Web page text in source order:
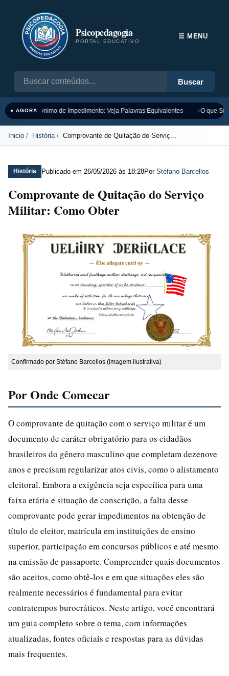
Psicopedagogia
PORTAL EDUCATIVO
Buscar
☰ MENU
● AGORASinônimo de Impedimento: Veja Palavras Equivalentes O que
Inicio História Comprovante de Quitação do Serviç...
História Publicado em 26/05/2026 às 18:28Por Stéfano Barcellos
Comprovante de Quitação do Serviço
Militar: Como Obter
Confirmado por Stéfano Barcellos (imagem ilustrativa)
Por Onde Comecar
O comprovante de quitação com o serviço militar é um
documento de caráter obrigatório para os cidadãos
brasileiros do gênero masculino que completam dezenove
anos e precisam regularizar atos civis, como o alistamento
eleitoral. Embora a exigência seja específica para uma
faixa etária e situação de conscrição, a falta desse
comprovante pode gerar impedimentos na obtenção de
título de eleitor, matrícula em instituições de ensino
superior, participação em concursos públicos e até mesmo
na emissão de passaporte. Compreender quais documentos
são aceitos, como obtê-los e em que situações eles são
realmente necessários é fundamental para evitar
contratempos burocráticos. Neste artigo, você encontrará
um guia completo sobre o tema, com informações
atualizadas, fontes oficiais e respostas para as dúvidas
mais frequentes.